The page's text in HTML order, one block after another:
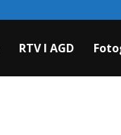
RTV I AGD